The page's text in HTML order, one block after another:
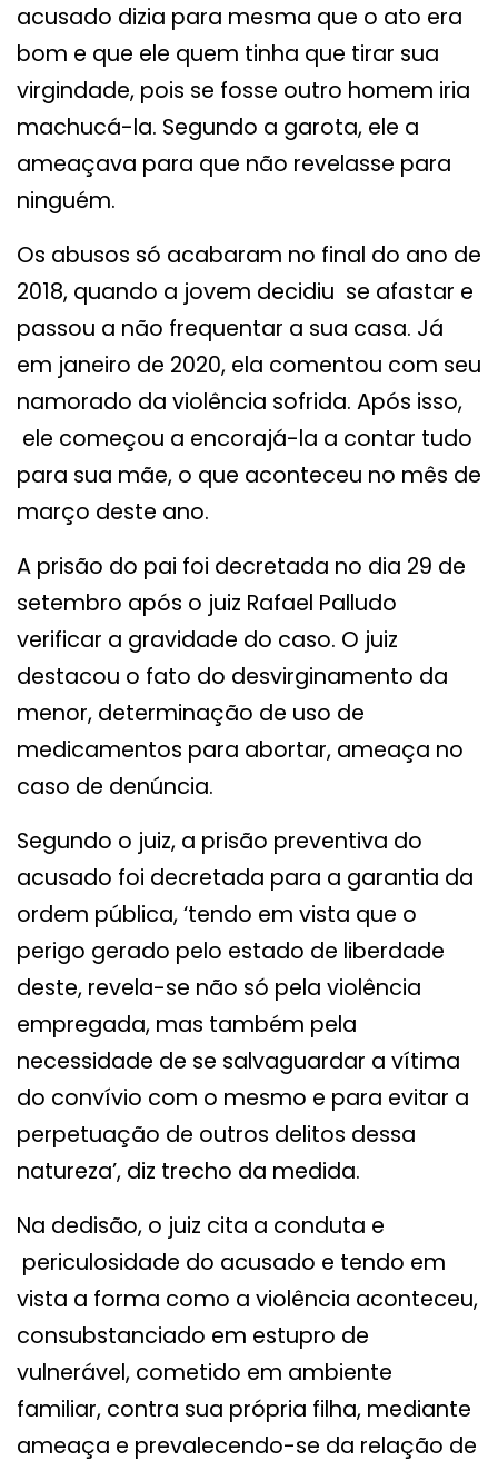
acusado dizia para mesma que o ato era
bom e que ele quem tinha que tirar sua
virgindade, pois se fosse outro homem iria
machucá-la. Segundo a garota, ele a
ameaçava para que não revelasse para
ninguém.
Os abusos só acabaram no final do ano de
2018, quando a jovem decidiu se afastar e
passou a não frequentar a sua casa. Já
em janeiro de 2020, ela comentou com seu
namorado da violência sofrida. Após isso,
ele começou a encorajá-la a contar tudo
para sua mãe, o que aconteceu no mês de
março deste ano.
A prisão do pai foi decretada no dia 29 de
setembro após o juiz Rafael Palludo
verificar a gravidade do caso. O juiz
destacou o fato do desvirginamento da
menor, determinação de uso de
medicamentos para abortar, ameaça no
caso de denúncia.
Segundo o juiz, a prisão preventiva do
acusado foi decretada para a garantia da
ordem pública, ‘tendo em vista que o
perigo gerado pelo estado de liberdade
deste, revela-se não só pela violência
empregada, mas também pela
necessidade de se salvaguardar a vítima
do convívio com o mesmo e para evitar a
perpetuação de outros delitos dessa
natureza’, diz trecho da medida.
Na dedisão, o juiz cita a conduta e
periculosidade do acusado e tendo em
vista a forma como a violência aconteceu,
consubstanciado em estupro de
vulnerável, cometido em ambiente
familiar, contra sua própria filha, mediante
ameaça e prevalecendo-se da relação de